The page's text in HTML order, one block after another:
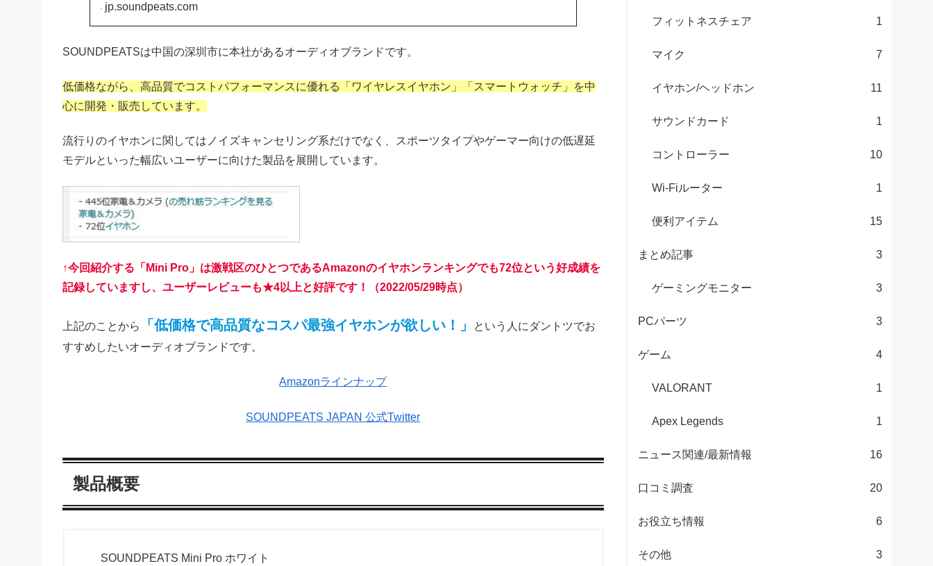
jp.soundpeats.com
SOUNDPEATSは中国の深圳市に本社があるオーディオブランドです。
低価格ながら、高品質でコストパフォーマンスに優れる「ワイヤレスイヤホン」「スマートウォッチ」を中
心に開発・販売しています。
流行りのイヤホンに関してはノイズキャンセリング系だけでなく、スポーツタイプやゲーマー向けの低遅延
モデルといった幅広いユーザーに向けた製品を展開しています。
↑今回紹介する「Mini Pro」は激戦区のひとつであるAmazonのイヤホンランキングでも72位という好成績を
記録していますし、ユーザーレビューも★4以上と好評です！（2022/05/29時点）
上記のことから 「低価格で高品質なコスパ最強イヤホンが欲しい！」
という人にダントツでお
すすめしたいオーディオブランドです。
Amazonラインナップ
SOUNDPEATS JAPAN 公式Twitter
製品概要
SOUNDPEATS Mini Pro ホワイト
フィットネスチェア 1
マイク 7
イヤホン/ヘッドホン 11
サウンドカード 1
コントローラー 10
Wi-Fiルーター 1
便利アイテム 15
まとめ記事 3
ゲーミングモニター 3
PCパーツ 3
ゲーム 4
VALORANT 1
Apex Legends 1
ニュース関連/最新情報 16
口コミ調査 20
お役立ち情報 6
その他 3